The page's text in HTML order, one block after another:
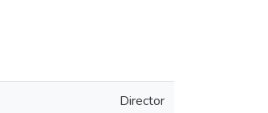
Director